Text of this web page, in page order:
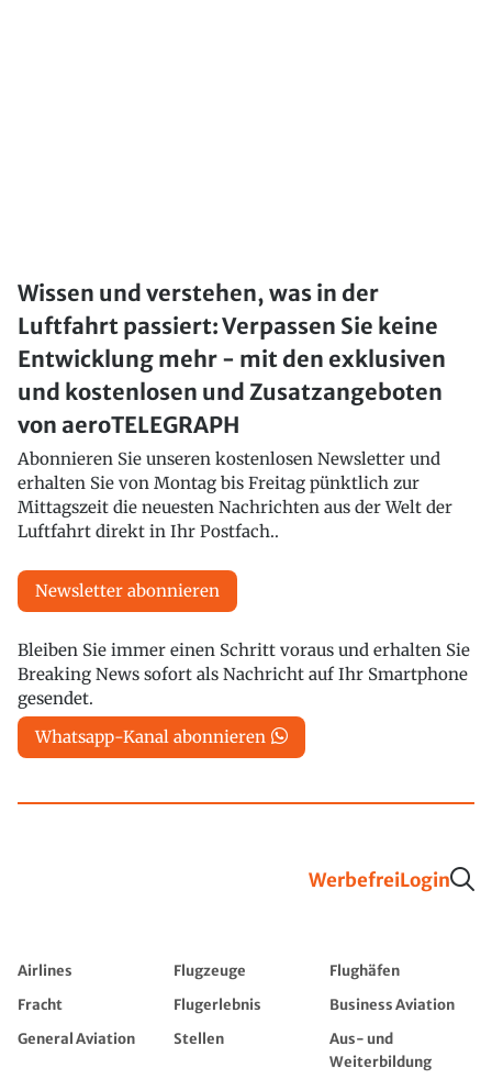
Wissen und verstehen, was in der
Luftfahrt passiert: Verpassen Sie keine
Entwicklung mehr - mit den exklusiven
und kostenlosen und Zusatzangeboten
von aeroTELEGRAPH
Abonnieren Sie unseren kostenlosen Newsletter und
erhalten Sie von Montag bis Freitag pünktlich zur
Mittagszeit die neuesten Nachrichten aus der Welt der
Luftfahrt direkt in Ihr Postfach..
Newsletter abonnieren
Bleiben Sie immer einen Schritt voraus und erhalten Sie
Breaking News sofort als Nachricht auf Ihr Smartphone
gesendet.
Whatsapp-Kanal abonnieren
WerbefreiLogin
Airlines Flugzeuge
Flughäfen
Fracht
Flugerlebnis
Business Aviation
General Aviation
Stellen
Aus- und
Weiterbildung